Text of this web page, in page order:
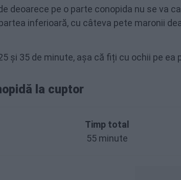
deoarece pe o parte conopida nu se va
inferioară, cu câteva pete maronii
și 35 de minute, așa că fiți cu ochii pe ea
la cuptor
Timp total
55 minute